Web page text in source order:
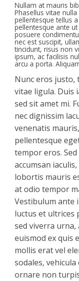
Nullam at mauris
Phasellus vitae
pellentesque tellus
pellentesque ante
posuere
nec est suscipit,
tincidunt, risus non
ipsum, ac facilisis
arcu a porta.
Nunc eros justo,
vitae ligula. Duis
sed sit amet mi.
nec dignissim
venenatis
pellentesque
tempor eros.
accumsan
lobortis mauris
at odio tempor
Vestibulum ante
luctus et ultrices
sed viverra
euismod ex quis
mollis erat vel
sodales,
ornare non